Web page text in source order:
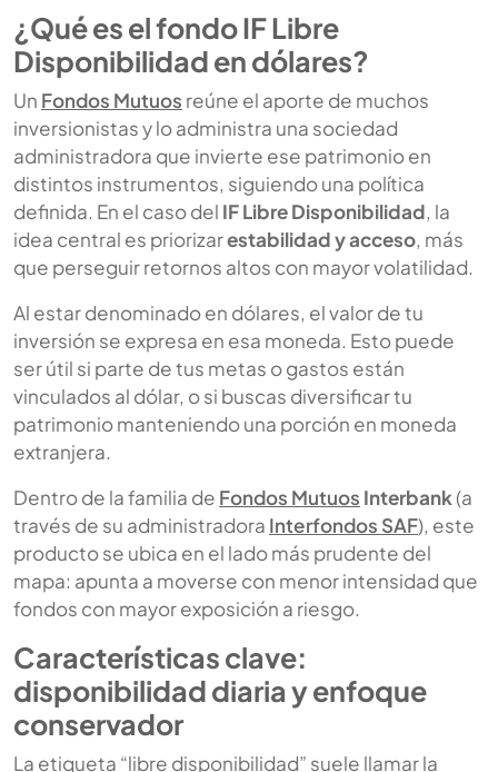
¿Qué es el fondo IF Libre
Disponibilidad en dólares?
Un Fondos Mutuos reúne el aporte de muchos
inversionistas y lo administra una sociedad
administradora que invierte ese patrimonio en
distintos instrumentos, siguiendo una política
definida. En el caso del IF Libre Disponibilidad, la
idea central es priorizarestabilidad y acceso, más
que perseguir retornos altos con mayor volatilidad.
Al estar denominado en dólares, el valor de tu
inversión se expresa en esa moneda. Esto puede
ser útil si parte de tus metas o gastos están
vinculados al dólar, o si buscas diversificar tu
patrimonio manteniendo una porción en moneda
extranjera.
Dentro de la familia de Fondos Mutuos Interbank (a
través de su administradora Interfondos SAF), este
producto se ubica en el lado más prudente del
mapa: apunta a moverse con menor intensidad que
fondos con mayor exposición a riesgo.
Características clave:
disponibilidad diaria y enfoque
conservador
La etiqueta “libre disponibilidad” suele llamar la